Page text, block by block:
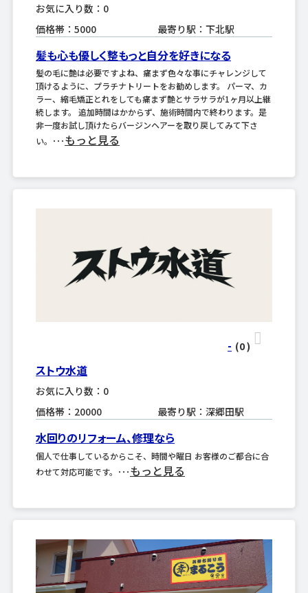
お気に入り数：0
価格帯：5000
最寄り駅：下北駅
髪も心も優しく整もっと自分を好きになる
髪の毛に艶は必要ですよね、痛まず色々な事にチャレンジして
頂けるように、プラチナトリートをお勧めします。 パーマ、カ
ラー、縮毛矯正とれをしても痛まず艶とサラサラが1ヶ月以上継
続します。 追加時間はかからず、施術時間内で終わります。是
非一度お試し頂けたらバージンヘアーを取り戻してみて下さ
い。･･･もっと見る
ストウ水道
お気に入り数：0
価格帯：20000
最寄り駅：深郷田駅
- (0)
水回りのリフォーム、修理なら
個人で仕事しているからこそ、時間や曜日 お客様のご都合に合
わせて対応可能です。･･･もっと見る